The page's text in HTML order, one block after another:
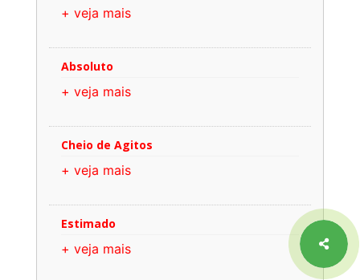
+ veja mais
Absoluto
+ veja mais
Cheio de Agitos
+ veja mais
Estimado
+ veja mais